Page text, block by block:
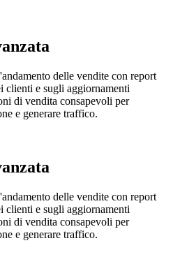
delle vendite con report
clienti e sugli aggiornamenti
di vendita consapevoli per
e generare traffico.
delle vendite con report
clienti e sugli aggiornamenti
di vendita consapevoli per
e generare traffico.